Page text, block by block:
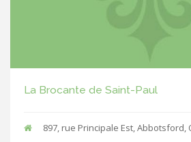
La Brocante de Saint-Paul
897, rue Principale Est, Abbotsford,